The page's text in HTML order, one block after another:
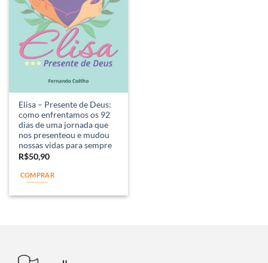
Elisa – Presente de Deus:
como enfrentamos os 92
dias de uma jornada que
nos presenteou e mudou
nossas vidas para sempre
R$50,90
COMPRAR